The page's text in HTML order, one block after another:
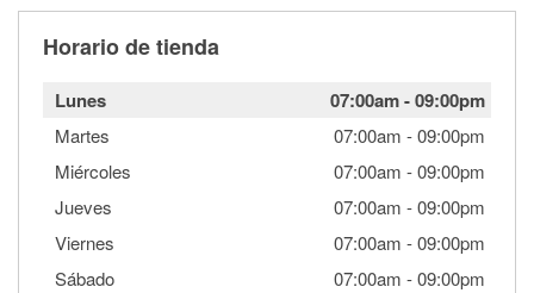
Horario de tienda
Lunes 07:00am-09:00pm
Martes 07:00am -09:00pm
Miércoles
07:00am -09:00pm
Jueves
07:00am -09:00pm
Viernes
07:00am -09:00pm
Sábado
07:00am -09:00pm